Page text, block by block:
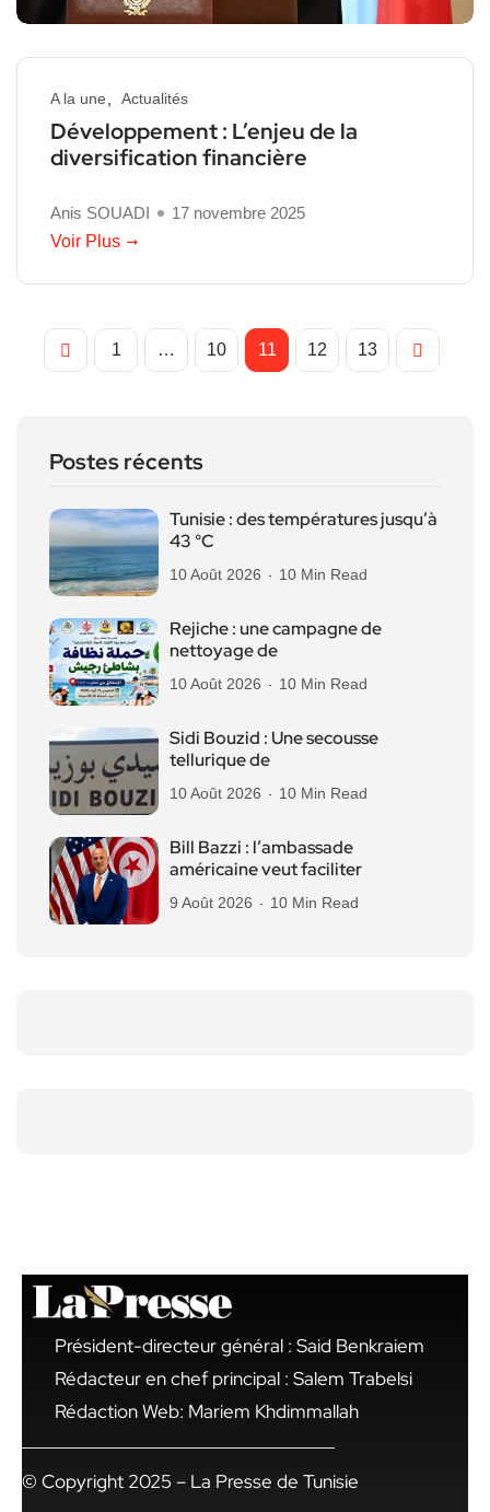
A la une Actualités
Développement : L’enjeu de la
diversification financière
Anis SOUADI
17 novembre 2025
Voir Plus
1 … 10 11 12 13
Postes récents
Tunisie : des températures jusqu’à
43 °C
10 Août 2026 10 Min Read
Rejiche : une campagne de
nettoyage de
10 Août 2026 10 Min Read
Sidi Bouzid : Une secousse
tellurique de
10 Août 2026 10 Min Read
Bill Bazzi : l’ambassade
américaine veut faciliter
9 Août 2026 10 Min Read
Président-directeur général : Said Benkraiem
Rédacteur en chef principal : Salem Trabelsi
Rédaction Web: Mariem Khdimmallah
© Copyright 2025 – La Presse de Tunisie